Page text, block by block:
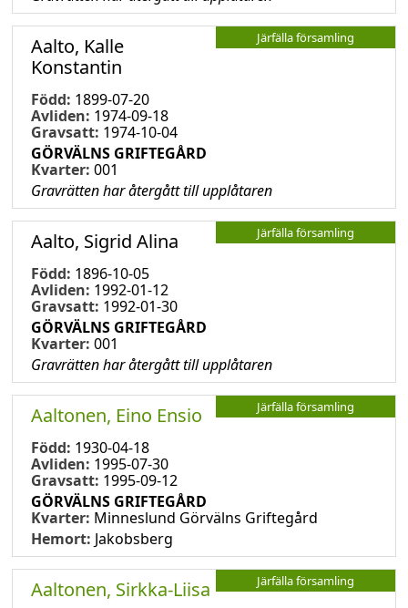
Järfälla församling
Aalto, Kalle
Konstantin
Född: 1899-07-20
Avliden: 1974-09-18
Gravsatt: 1974-10-04
GÖRVÄLNS GRIFTEGÅRD
Kvarter: 001
Gravrätten har återgått till upplåtaren
Järfälla församling
Aalto, Sigrid Alina
Född: 1896-10-05
Avliden: 1992-01-12
Gravsatt: 1992-01-30
GÖRVÄLNS GRIFTEGÅRD
Kvarter: 001
Gravrätten har återgått till upplåtaren
Järfälla församling
Aaltonen, Eino Ensio
Född: 1930-04-18
Avliden: 1995-07-30
Gravsatt: 1995-09-12
GÖRVÄLNS GRIFTEGÅRD
Kvarter: Minneslund Görvälns Griftegård
Hemort: Jakobsberg
Järfälla församling
Aaltonen, Sirkka-Liisa